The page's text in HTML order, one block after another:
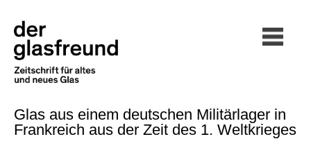
Glas aus einem deutschen Militärlager in
Frankreich aus der Zeit des 1. Weltkrieges